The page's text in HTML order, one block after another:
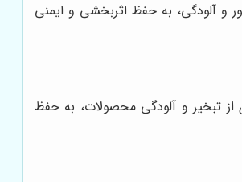
و آلودگی، به حفظ اثربخشی و ایمنی
از تبخیر و آلودگی محصولات، به حفظ